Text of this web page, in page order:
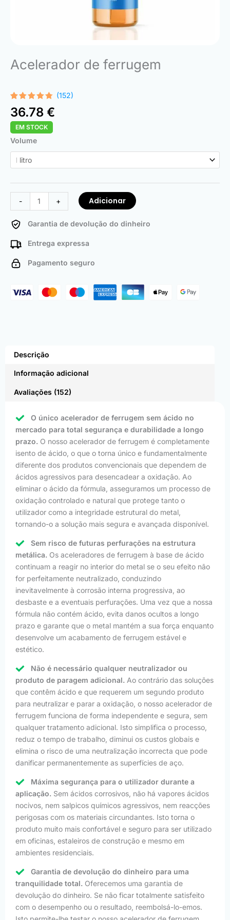
Acelerador de ferrugem
Classificado
com 4.68
em 5 com
base em
152
classificações
de
(152)
36.78 €
EM STOCK
Volume
-
Quantidade
de
Rust
+ Adicionar
Garantia de devolução do dinheiro
Entrega expressa
Pagamento seguro
Descrição
Informação adicional
Avaliações (152)
O único acelerador de ferrugem sem ácido no
mercado para total segurança e durabilidade a longo
prazo. O nosso acelerador de ferrugem é completamente
isento de ácido, o que o torna único e fundamentalmente
diferente dos produtos convencionais que dependem de
ácidos agressivos para desencadear a oxidação. Ao
eliminar o ácido da fórmula, asseguramos um processo de
oxidação controlado e natural que protege tanto o
utilizador como a integridade estrutural do metal,
tornando-o a solução mais segura e avançada disponível.
Sem risco de futuras perfurações na estrutura
metálica. Os aceleradores de ferrugem à base de ácido
continuam a reagir no interior do metal se o seu efeito não
for perfeitamente neutralizado, conduzindo
inevitavelmente à corrosão interna progressiva, ao
desbaste e a eventuais perfurações. Uma vez que a nossa
fórmula não contém ácido, evita danos ocultos a longo
prazo e garante que o metal mantém a sua força enquanto
desenvolve um acabamento de ferrugem estável e
estético.
Não é necessário qualquer neutralizador ou
produto de paragem adicional. Ao contrário das soluções
que contêm ácido e que requerem um segundo produto
para neutralizar e parar a oxidação, o nosso acelerador de
ferrugem funciona de forma independente e segura, sem
qualquer tratamento adicional. Isto simplifica o processo,
reduz o tempo de trabalho, diminui os custos globais e
elimina o risco de uma neutralização incorrecta que pode
danificar permanentemente as superfícies de aço.
Máxima segurança para o utilizador durante a
aplicação. Sem ácidos corrosivos, não há vapores ácidos
nocivos, nem salpicos químicos agressivos, nem reacções
perigosas com os materiais circundantes. Isto torna o
produto muito mais confortável e seguro para ser utilizado
em oficinas, estaleiros de construção e mesmo em
ambientes residenciais.
Garantia de devolução do dinheiro para uma
tranquilidade total. Oferecemos uma garantia de
devolução do dinheiro. Se não ficar totalmente satisfeito
com o desempenho ou o resultado, reembolsá-lo-emos.